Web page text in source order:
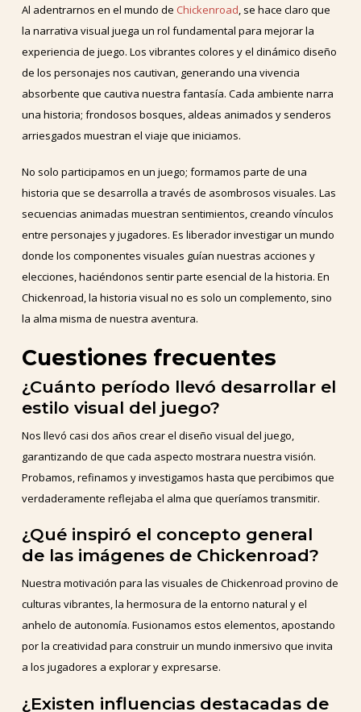
Al adentrarnos en el mundo de Chickenroad, se hace claro que
la narrativa visual juega un rol fundamental para mejorar la
experiencia de juego. Los vibrantes colores y el dinámico diseño
de los personajes nos cautivan, generando una vivencia
absorbente que cautiva nuestra fantasía. Cada ambiente narra
una historia; frondosos bosques, aldeas animados y senderos
arriesgados muestran el viaje que iniciamos.
No solo participamos en un juego; formamos parte de una
historia que se desarrolla a través de asombrosos visuales. Las
secuencias animadas muestran sentimientos, creando vínculos
entre personajes y jugadores. Es liberador investigar un mundo
donde los componentes visuales guían nuestras acciones y
elecciones, haciéndonos sentir parte esencial de la historia. En
Chickenroad, la historia visual no es solo un complemento, sino
la alma misma de nuestra aventura.
Cuestiones frecuentes
¿Cuánto período llevó desarrollar el
estilo visual del juego?
Nos llevó casi dos años crear el diseño visual del juego,
garantizando de que cada aspecto mostrara nuestra visión.
Probamos, refinamos y investigamos hasta que percibimos que
verdaderamente reflejaba el alma que queríamos transmitir.
¿Qué inspiró el concepto general
de las imágenes de Chickenroad?
Nuestra motivación para las visuales de Chickenroad provino de
culturas vibrantes, la hermosura de la entorno natural y el
anhelo de autonomía. Fusionamos estos elementos, apostando
por la creatividad para construir un mundo inmersivo que invita
a los jugadores a explorar y expresarse.
¿Existen influencias destacadas de